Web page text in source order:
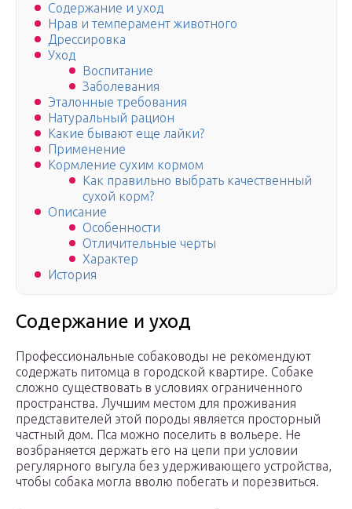
Содержание и уход
Нрав и темперамент животного
Дрессировка
Уход
Воспитание
Заболевания
Эталонные требования
Натуральный рацион
Какие бывают еще лайки?
Применение
Кормление сухим кормом
Как правильно выбрать качественный
сухой корм?
Описание
Особенности
Отличительные черты
Характер
История
Содержание и уход
Профессиональные собаководы не рекомендуют
содержать питомца в городской квартире. Собаке
сложно существовать в условиях ограниченного
пространства. Лучшим местом для проживания
представителей этой породы является просторный
частный дом. Пса можно поселить в вольере. Не
возбраняется держать его на цепи при условии
регулярного выгула без удерживающего устройства,
чтобы собака могла вволю побегать и порезвиться.